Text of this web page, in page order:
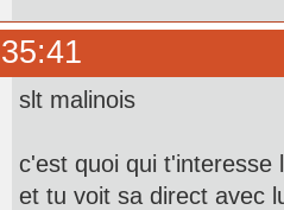
slt malinois
c'est quoi qui t'interesse
et tu voit sa direct avec